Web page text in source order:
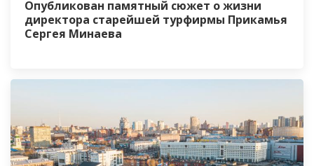
Опубликован памятный сюжет о жизни
директора старейшей турфирмы Прикамья
Сергея Минаева